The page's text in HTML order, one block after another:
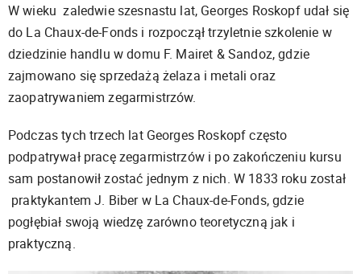
W wieku zaledwie szesnastu lat, Georges Roskopf udał się
do La Chaux-de-Fonds i rozpoczął trzyletnie szkolenie w
dziedzinie handlu w domu F. Mairet & Sandoz, gdzie
zajmowano się sprzedażą żelaza i metali oraz
zaopatrywaniem zegarmistrzów.
Podczas tych trzech lat Georges Roskopf często
podpatrywał pracę zegarmistrzów i po zakończeniu kursu
sam postanowił zostać jednym z nich. W 1833 roku został
praktykantem J. Biber w La Chaux-de-Fonds, gdzie
pogłębiał swoją wiedzę zarówno teoretyczną jak i
praktyczną.